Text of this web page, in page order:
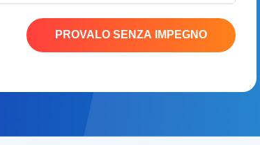
PROVALO SENZA IMPEGNO